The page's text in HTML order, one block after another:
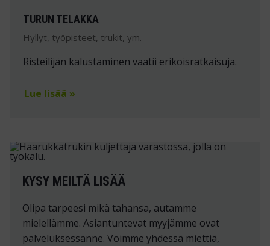
TURUN TELAKKA
Hyllyt, työpisteet, trukit, ym.
Risteilijän kalustaminen vaatii erikoisratkaisuja.
Lue lisää »
KYSY MEILTÄ LISÄÄ
Olipa tarpeesi mikä tahansa, autamme
mielellämme. Asiantuntevat myyjämme ovat
palveluksessanne. Voimme yhdessä miettiä,